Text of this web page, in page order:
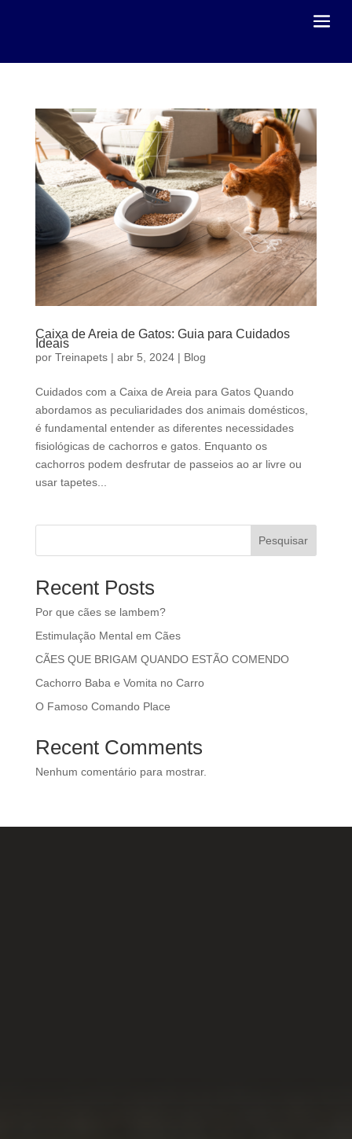
Caixa de Areia de Gatos: Guia para Cuidados
Ideais
por Treinapets| abr 5, 2024| Blog
Cuidados com a Caixa de Areia para Gatos Quando
abordamos as peculiaridades dos animais domésticos,
é fundamental entender as diferentes necessidades
fisiológicas de cachorros e gatos. Enquanto os
cachorros podem desfrutar de passeios ao ar livre ou
usar tapetes...
Pesquisar
Recent Posts
Por que cães se lambem?
Estimulação Mental em Cães
CÃES QUE BRIGAM QUANDO ESTÃO COMENDO
Cachorro Baba e Vomita no Carro
O Famoso Comando Place
Recent Comments
Nenhum comentário para mostrar.